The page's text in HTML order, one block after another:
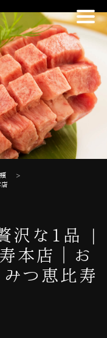
>
沢な1品 |
本店｜お
つ恵比寿